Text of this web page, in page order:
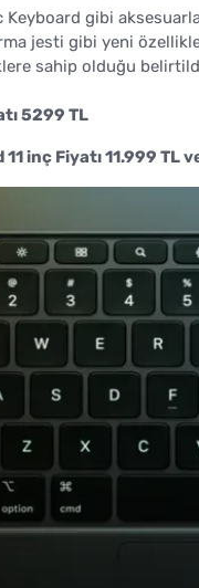
Keyboard gibi
jesti gibi yeni
sahip olduğu
5299 TL
inç Fiyatı 11.999 TL